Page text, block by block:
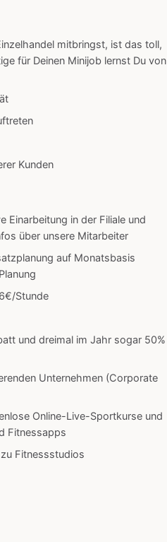
mitbringst, ist das toll,
für Deinen Minijob lernst Du von
Kunden
Einarbeitung in der Filiale und
über unsere Mitarbeiter
auf Monatsbasis
Stunde
und dreimal im Jahr sogar 50%
Unternehmen (Corporate
Online-Live-Sportkurse und
Fitnessapps
Fitnessstudios